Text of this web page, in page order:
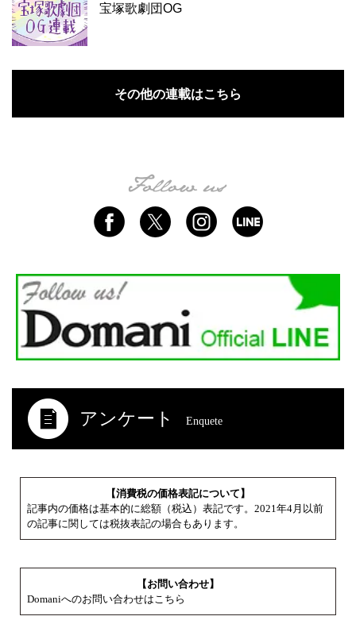
宝塚歌劇団OG
その他の連載はこちら
アンケート Enquete
【消費税の価格表記について】
記事内の価格は基本的に総額（税込）表記です。2021年4月以前
の記事に関しては税抜表記の場合もあります。
【お問い合わせ】
Domaniへのお問い合わせはこちら